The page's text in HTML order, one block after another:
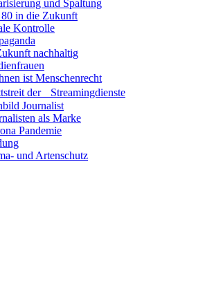
und Spaltung
in die Zukunft
Kontrolle
nachhaltig
ist Menschenrecht
der Streamingdienste
Journalist
als Marke
Pandemie
und Artenschutz